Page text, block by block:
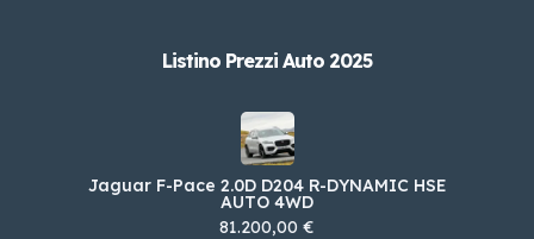
Listino Prezzi Auto 2025
Jaguar F-Pace 2.0D D204 R-DYNAMIC HSE
AUTO 4WD
81.200,00 €